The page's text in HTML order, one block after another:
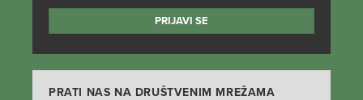
PRATI NAS NA DRUŠTVENIM MREŽAMA